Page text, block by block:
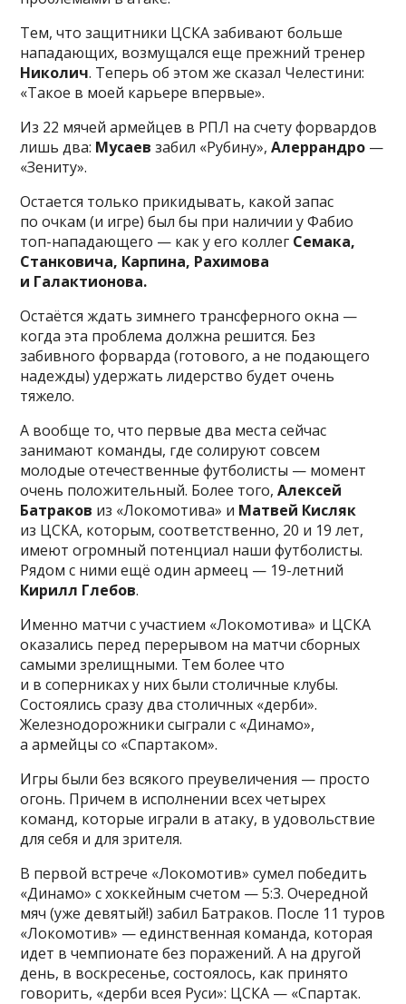
Тем, что защитники ЦСКА забивают больше
нападающих, возмущался еще прежний тренер
Николич. Теперь об этом же сказал Челестини:
«Такое в моей карьере впервые».
Из 22 мячей армейцев в РПЛ на счету форвардов
лишь два: Мусаев забил «Рубину»,Алеррандро —
«Зениту».
Остается только прикидывать, какой запас
по очкам (и игре) был бы при наличии у Фабио
топ-нападающего — как у его коллег Семака,
Станковича, Карпина, Рахимова
и Галактионова.
Остаётся ждать зимнего трансферного окна —
когда эта проблема должна решится. Без
забивного форварда (готового, а не подающего
надежды) удержать лидерство будет очень
тяжело.
А вообще то, что первые два места сейчас
занимают команды, где солируют совсем
молодые отечественные футболисты — момент
очень положительный. Более того,Алексей
Батраков из «Локомотива» и Матвей Кисляк
из ЦСКА, которым, соответственно, 20 и 19 лет,
имеют огромный потенциал наши футболисты.
Рядом с ними ещё один армеец — 19-летний
Кирилл Глебов.
Именно матчи с участием «Локомотива» и ЦСКА
оказались перед перерывом на матчи сборных
самыми зрелищными. Тем более что
и в соперниках у них были столичные клубы.
Состоялись сразу два столичных «дерби».
Железнодорожники сыграли с «Динамо»,
а армейцы со «Спартаком».
Игры были без всякого преувеличения — просто
огонь. Причем в исполнении всех четырех
команд, которые играли в атаку, в удовольствие
для себя и для зрителя.
В первой встрече «Локомотив» сумел победить
«Динамо» с хоккейным счетом — 5:3. Очередной
мяч (уже девятый!) забил Батраков. После 11 туров
«Локомотив» — единственная команда, которая
идет в чемпионате без поражений. А на другой
день, в воскресенье, состоялось, как принято
говорить, «дерби всея Руси»: ЦСКА — «Спартак.